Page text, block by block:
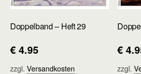
Doppelband – Heft 29
€ 4.95
zzgl. Versandkosten
€
zzgl.